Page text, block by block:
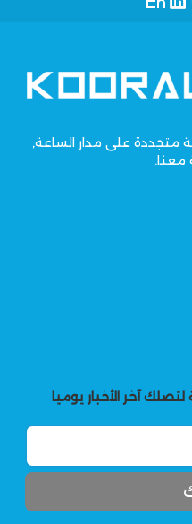
متجددة على مدار الساعة,
معنا.
آخر الأخبار يوميا